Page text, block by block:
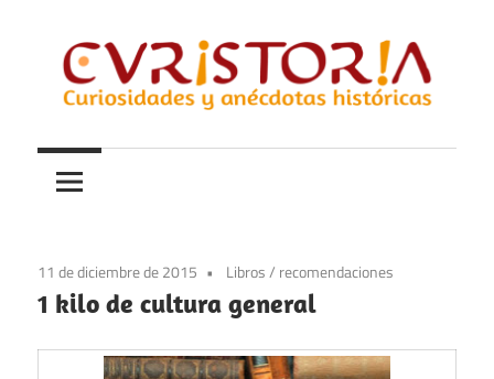
contenido
Curistoria
y
anécdotas
historia
11 de diciembre de 2015 Libros/ recomendaciones
1 kilo de cultura general